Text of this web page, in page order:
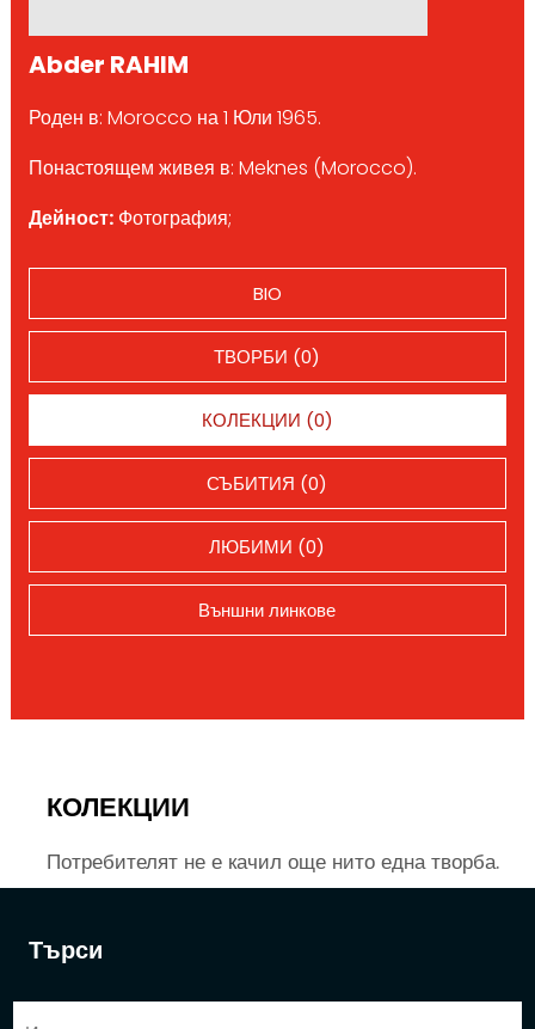
Търси
Abder RAHIM
Роден в: Morocco на 1 Юли 1965.
Понастоящем живея в: Meknes (Morocco).
Дейност:Фотография;
BIO
ТВОРБИ (0)
КОЛЕКЦИИ (0)
СЪБИТИЯ (0)
ЛЮБИМИ (0)
Външни линкове
КОЛЕКЦИИ
Потребителят не е качил още нито една творба.